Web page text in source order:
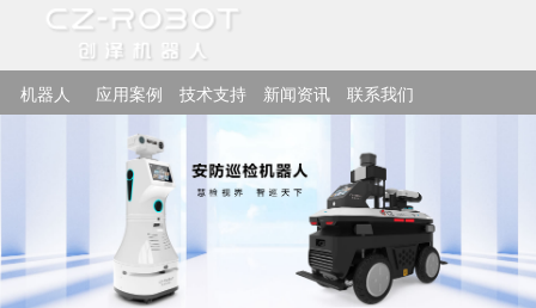
机器人 应用案例 技术支持 新闻资讯 联系我们